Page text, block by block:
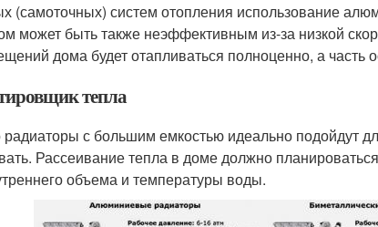
(самоточных) систем отопления использование
может быть также неэффективным из-за низкой
дома будет отапливаться полноценно, а часть
тепла
радиаторы с большим емкостью идеально подойдут
Рассеивание тепла в доме должно
объема и температуры воды.